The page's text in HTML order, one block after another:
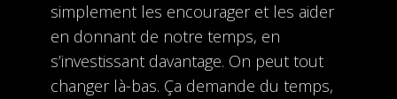
simplement les encourager et les aider
en donnant de notre temps, en
s’investissant davantage. On peut tout
changer là-bas. Ça demande du temps,